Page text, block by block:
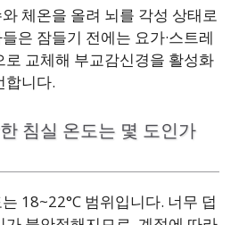
체온을 올려 뇌를 각성 상태로
은 잠들기 전에는 요가·스트레
로 교체해 부교감신경을 활성화
합니다.
침실 온도는 몇 도인가
18~22°C 범위입니다. 너무 덥